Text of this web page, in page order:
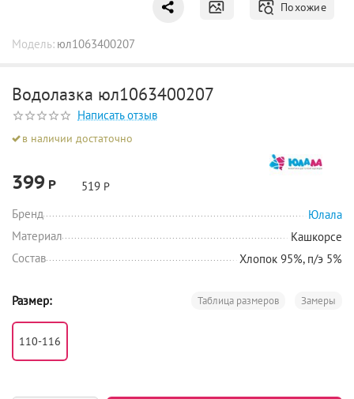
Похожие
Модель: юл1063400207
Водолазка юл1063400207
Написать отзыв
в наличии достаточно
399 Р 519 Р
Бренд
Юлала
Материал
Кашкорсе
Состав
Хлопок 95%, п/э 5%
Размер: Замеры
Таблица размеров
110-116